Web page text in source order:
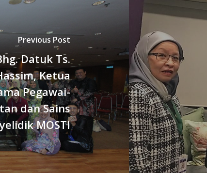
Previous Post
Datuk Ts.
Ketua
Pegawai-
dan Sains
MOSTI